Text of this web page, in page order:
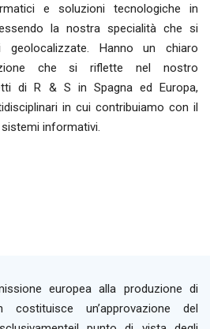
e soluzioni tecnologiche in
la nostra specialità che si
geolocalizzate. Hanno un chiaro
che si riflette nel nostro
di R & S in Spagna ed Europa,
in cui contribuiamo con il
informativi.
europea alla produzione di
un’approvazione del